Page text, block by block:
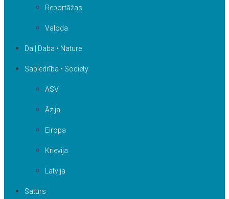
Reportāžas
Valoda
Da | Daba • Nature
Sabiedrība • Society
ASV
Āzija
Eiropa
Krievija
Latvija
Saturs